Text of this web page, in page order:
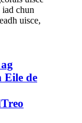
iad chun
uisce,
Eile de